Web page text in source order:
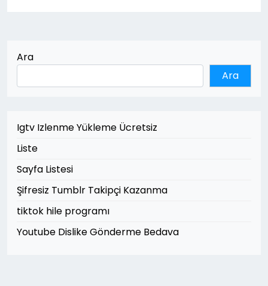
Ara
Ara
Igtv Izlenme Yükleme Ücretsiz
Liste
Sayfa Listesi
Şifresiz Tumblr Takipçi Kazanma
tiktok hile programı
Youtube Dislike Gönderme Bedava